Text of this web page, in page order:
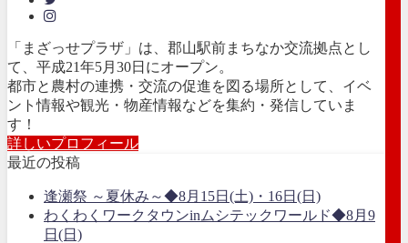
「まざっせプラザ」は、郡山駅前まちなか交流拠点とし
て、平成21年5月30日にオープン。
都市と農村の連携・交流の促進を図る場所として、イベ
ント情報や観光・物産情報などを集約・発信していま
す！
詳しいプロフィール
最近の投稿
逢瀬祭 ～夏休み～◆8月15日(土)・16日(日)
わくわくワークタウンinムシテックワールド◆8月9
日(日)